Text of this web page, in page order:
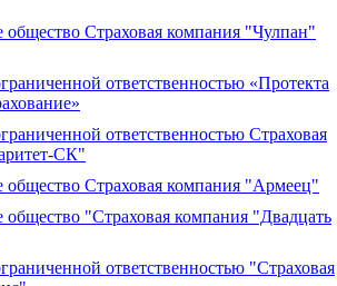
Страховая компания "Чулпан"
ответственностью «Протекта
ответственностью Страховая
СК"
общество Страховая компания "Армеец"
"Страховая компания "Двадцать
ответственностью "Страховая